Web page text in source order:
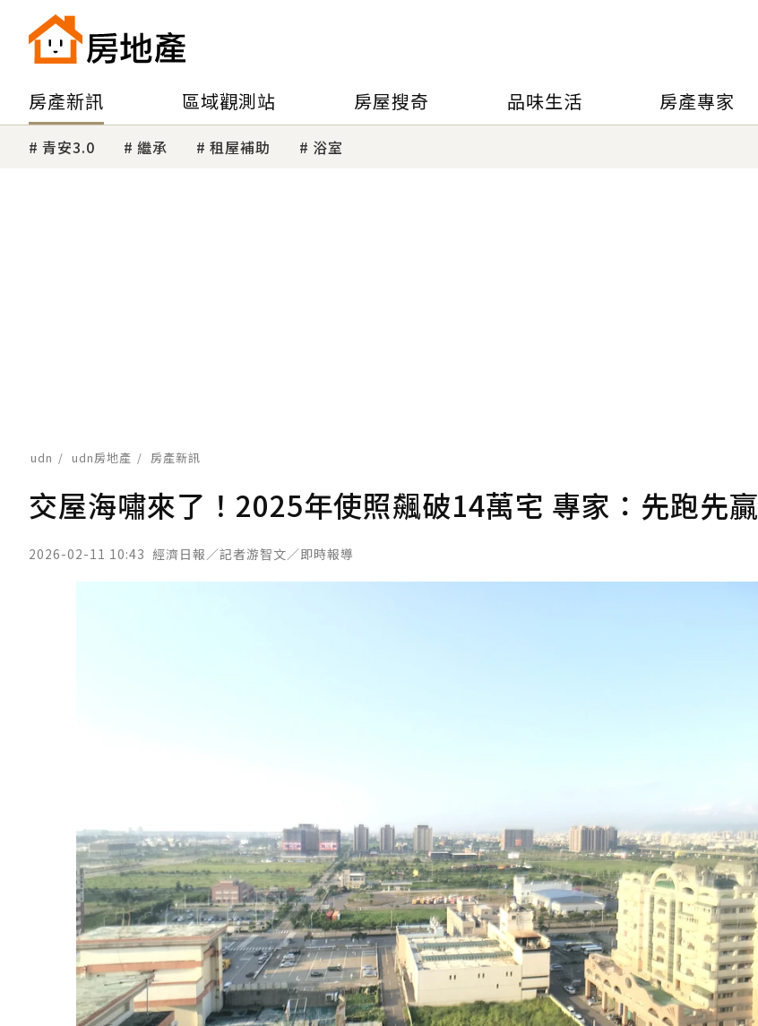
房產新訊 區域觀測站 房屋搜奇 品味生活 房產專家
青安3.0 繼承 租屋補助 浴室
udn udn房地產 房產新訊
交屋海嘯來了！2025年使照飆破14萬宅 專家：先跑先贏
2026-02-11 10:43 經濟日報／記者游智文／即時報導